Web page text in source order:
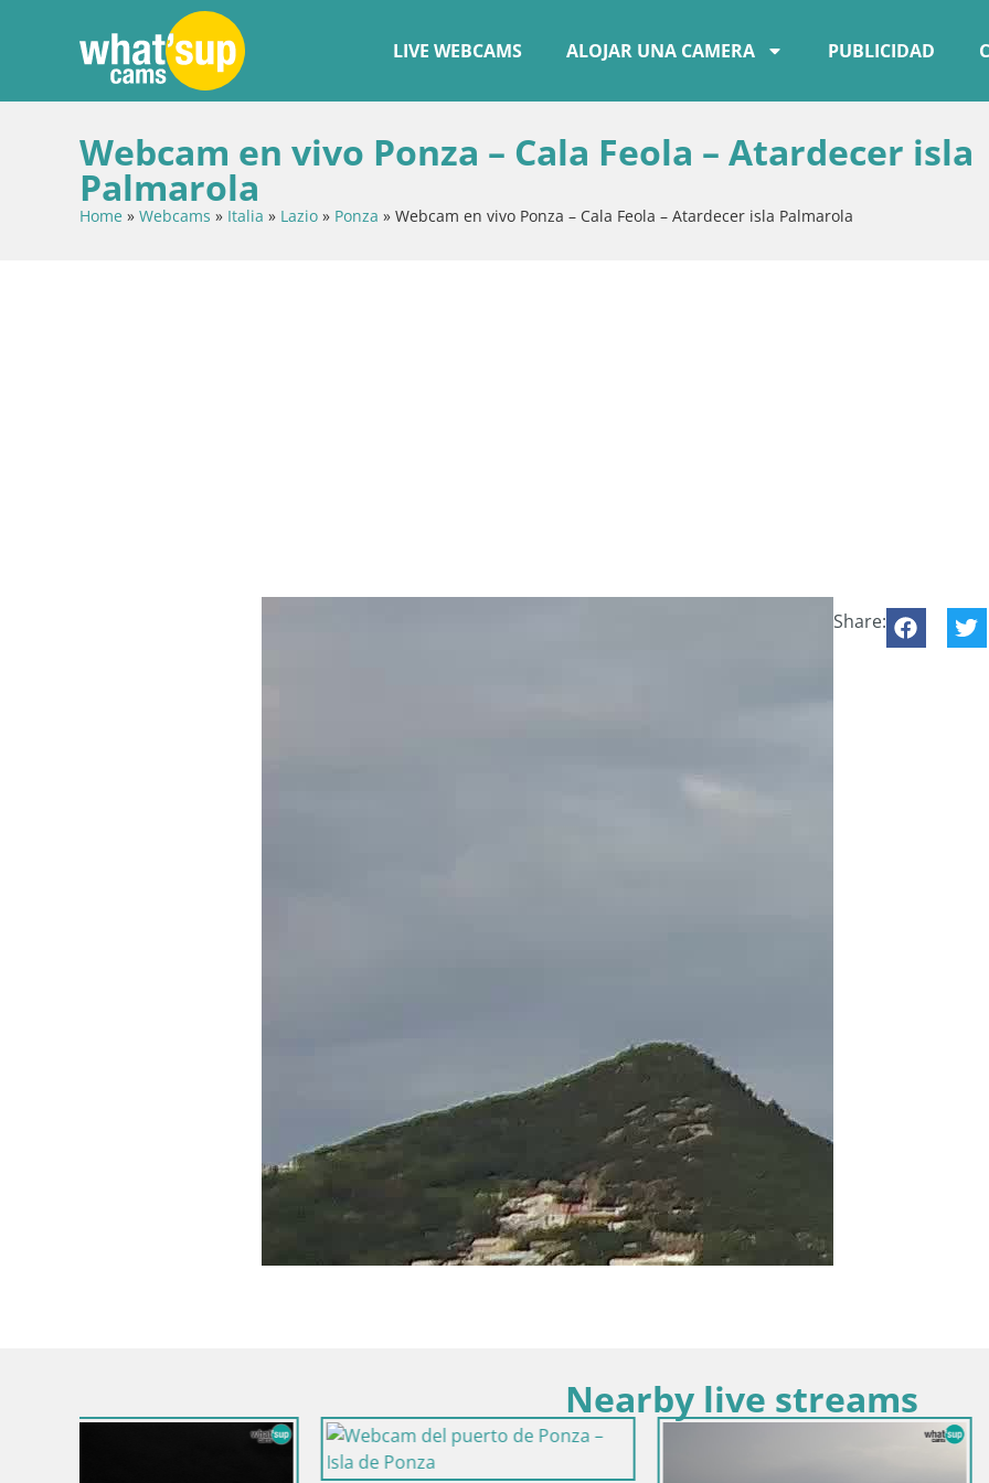
LIVE WEBCAMS ALOJAR UNA CAMERA PUBLICIDAD
Webcam en vivo Ponza – Cala Feola – Atardecer isla
Palmarola
Home » Webcams » Italia » Lazio » Ponza » Webcam en vivo Ponza – Cala Feola – Atardecer isla Palmarola
Share:
Nearby live streams